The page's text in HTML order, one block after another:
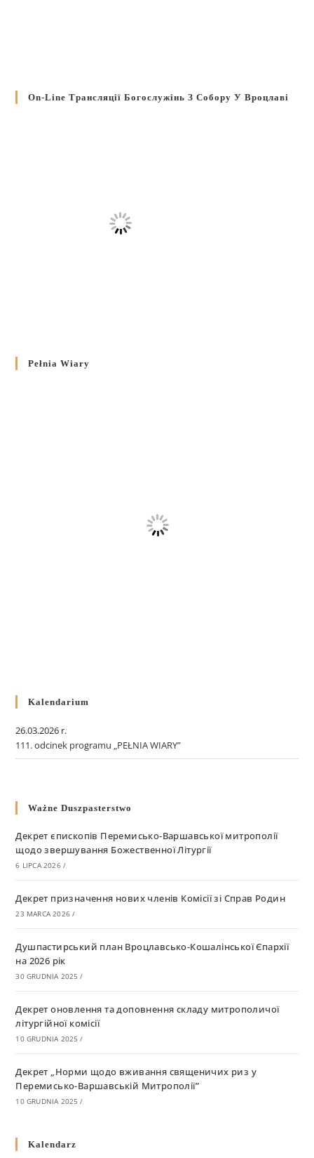
On-Line Трансляції Богослужінь З Собору У Вроцлаві
Pełnia Wiary
Kalendarium
26.03.2026 r.
111. odcinek programu „PEŁNIA WIARY”
Ważne Duszpasterstwo
Декрет єпископів Перемисько-Варшавської митрополії
щодо звершування Божественної Літургії
6 LIPCA 2026 /
Декрет призначення нових членів Комісії зі Справ Родин
23 MARCA 2026 /
Душпастирський план Вроцлавсько-Кошалінської Єпархії
на 2026 рік
30 GRUDNIA 2025 /
Декрет оновлення та доповнення складу митрополичої
літургійної комісії
10 GRUDNIA 2025 /
Декрет „Норми щодо вживання священичих риз у
Перемисько-Варшавській Митрополії”
10 GRUDNIA 2025 /
григоріанським календарем
Kalendarz